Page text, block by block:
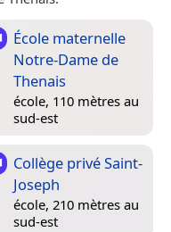
École maternelle
Notre-Dame de
Thenais
école, 110 mètres au
sud-est
Collège privé Saint-
Joseph
école, 210 mètres au
sud-est